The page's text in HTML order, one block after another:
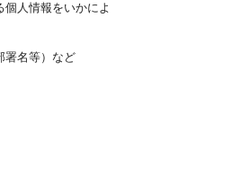
人情報をいかによ
署名等）など